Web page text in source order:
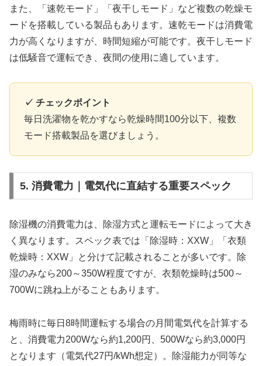
また、「速乾モード」「夜干しモード」など複数の乾燥モ
ードを搭載している製品もあります。速乾モードは消費電
力が高くなりますが、時間短縮が可能です。夜干しモード
は低騒音で運転でき、夜間の使用に適しています。
✓ チェックポイント
毎日洗濯物を乾かすなら乾燥時間100分以下、複数
モード搭載製品を選びましょう。
5. 消費電力｜電気代に直結する重要スペック
除湿機の消費電力は、除湿方式と運転モードによって大き
く異なります。スペック表では「除湿時：XXW」「衣類
乾燥時：XXW」と分けて記載されることが多いです。除
湿のみなら200～350W程度ですが、衣類乾燥時は500～
700Wに跳ね上がることもあります。
梅雨時に毎日8時間運転する場合の月間電気代を計算する
と、消費電力200Wなら約1,200円、500Wなら約3,000円
となります（電気代27円/kWh想定）。除湿能力が同等な